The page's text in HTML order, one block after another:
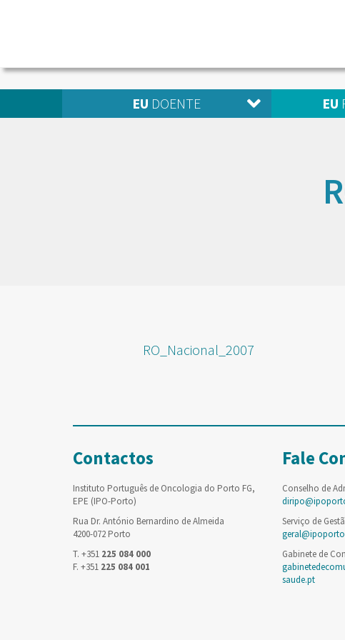
EU DOENTE EU
RO_Nacional_2007
Contactos
Instituto Português de Oncologia do Porto FG,
EPE (IPO-Porto)
Rua Dr. António Bernardino de Almeida
4200-072 Porto
T. +351 225 084 000
F. +351 225 084 001
Fale
Conselho de
Serviço de
Gabinete de
saude.pt